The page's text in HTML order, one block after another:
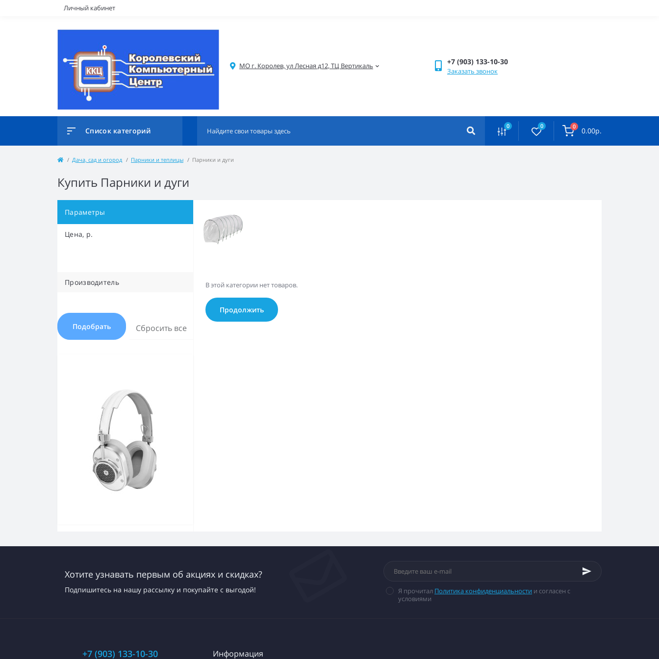
Личный кабинет
МО г. Королев, ул Лесная д12, ТЦ Вертикаль +7 (903) 133-10-30
Заказать звонок
Список категорий 0 0 0 0.00р.
Дача, сад и огород Парники и теплицы Парники и дуги
Купить Парники и дуги
Параметры
Цена, р.
Производитель
Подобрать Сбросить все
В этой категории нет товаров.
Продолжить
Хотите узнавать первым об акциях и скидках?
Подпишитесь на нашу рассылку и покупайте с выгодой! Я прочитал Политика конфиденциальности и согласен с
условиями
+7 (903) 133-10-30 Информация